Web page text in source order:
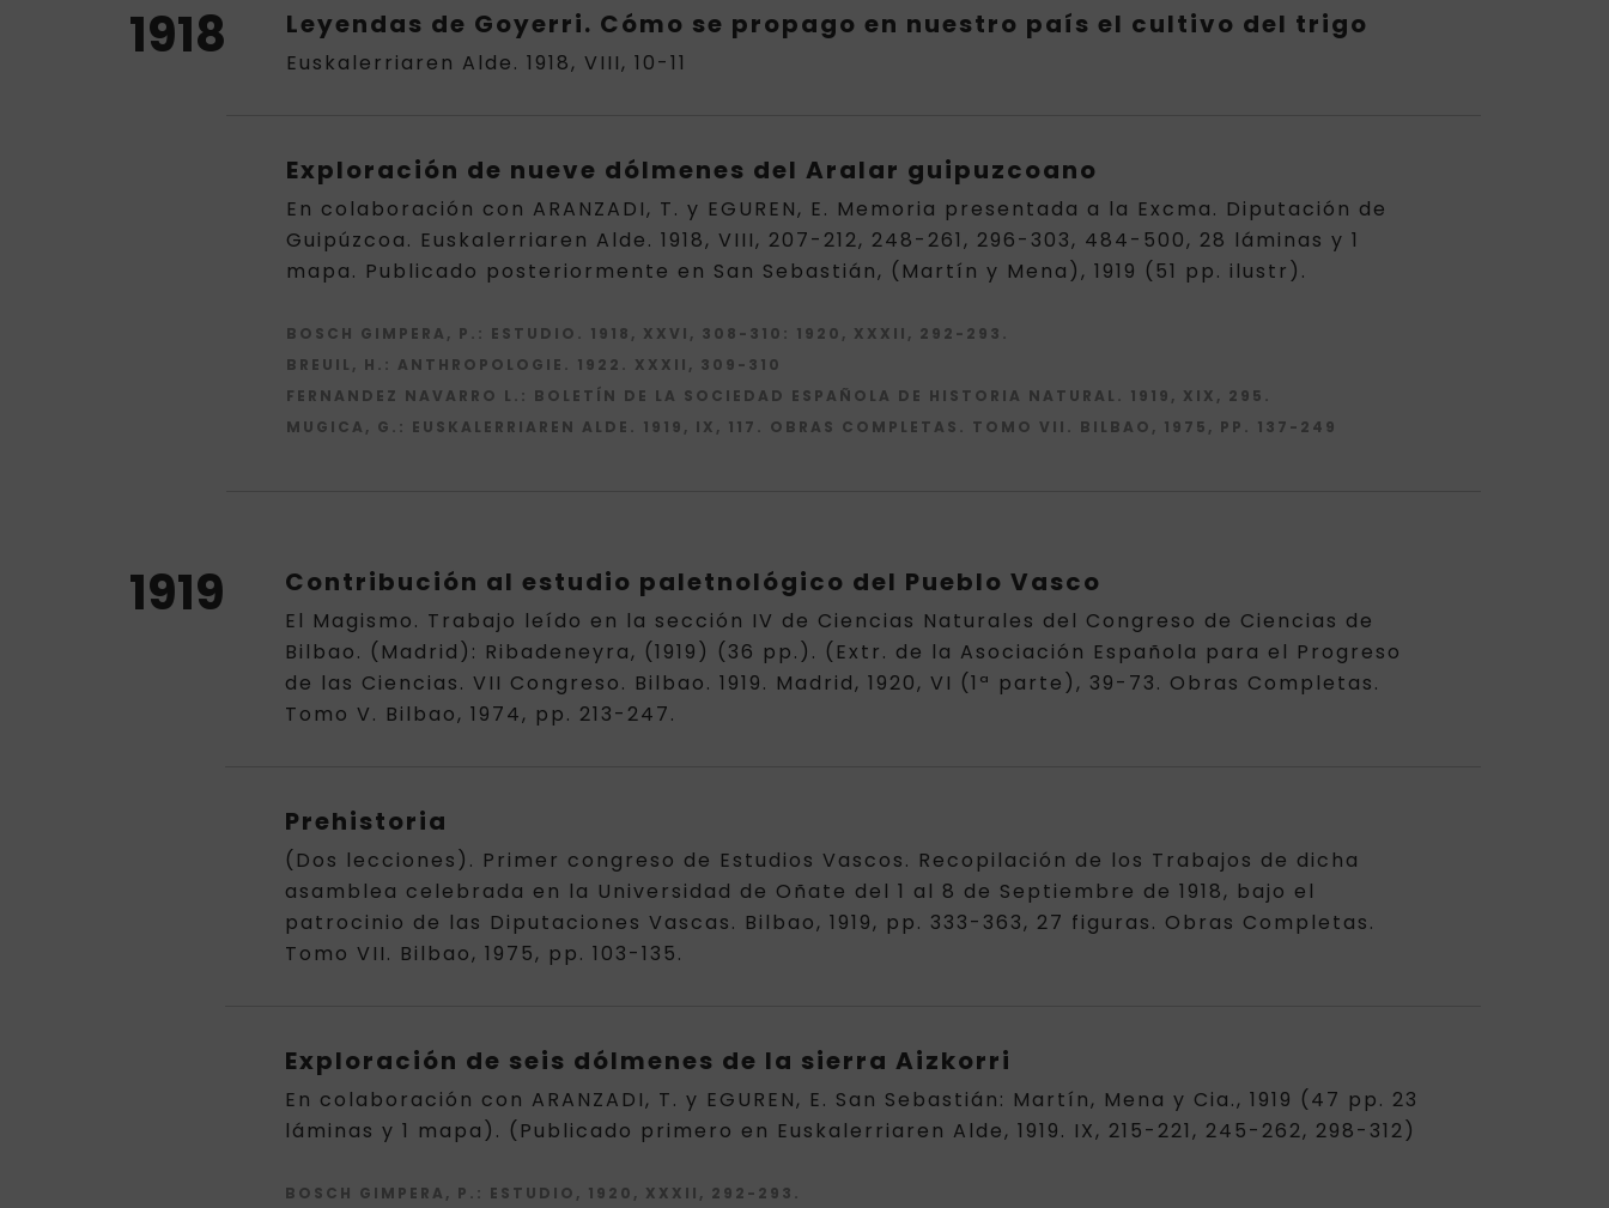
1918 Leyendas de Goyerri. Cómo se propago en nuestro país el cultivo del trigo
Euskalerriaren Alde. 1918, VIII, 10-11
Exploración de nueve dólmenes del Aralar guipuzcoano
En colaboración con ARANZADI, T. y EGUREN, E. Memoria presentada a la Excma. Diputación de
Guipúzcoa. Euskalerriaren Alde. 1918, VIII, 207-212, 248-261, 296-303, 484-500, 28 láminas y 1
mapa. Publicado posteriormente en San Sebastián, (Martín y Mena), 1919 (51 pp. ilustr).
BOSCH GIMPERA, P. : ESTUDIO. 1918, XXVI, 308-310: 1920, XXXII, 292-293.
BREUIL, H. : ANTHROPOLOGIE. 1922. XXXII, 309-310
FERNANDEZ NAVARRO L. : BOLETÍN DE LA SOCIEDAD ESPAÑOLA DE HISTORIA NATURAL. 1919, XIX, 295.
MUGICA, G. : EUSKALERRIAREN ALDE. 1919, IX, 117. OBRAS COMPLETAS. TOMO VII. BILBAO, 1975, PP. 137-249
1919 Contribución al estudio paletnológico del Pueblo Vasco
El Magismo. Trabajo leído en la sección IV de Ciencias Naturales del Congreso de Ciencias de
Bilbao. (Madrid): Ribadeneyra, (1919) (36 pp.). (Extr. de la Asociación Española para el Progreso
de las Ciencias. VII Congreso. Bilbao. 1919. Madrid, 1920, VI (1ª parte), 39-73. Obras Completas.
Tomo V. Bilbao, 1974, pp. 213-247.
Prehistoria
(Dos lecciones). Primer congreso de Estudios Vascos. Recopilación de los Trabajos de dicha
asamblea celebrada en la Universidad de Oñate del 1 al 8 de Septiembre de 1918, bajo el
patrocinio de las Diputaciones Vascas. Bilbao, 1919, pp. 333-363, 27 figuras. Obras Completas.
Tomo VII. Bilbao, 1975, pp. 103-135.
Exploración de seis dólmenes de la sierra Aizkorri
En colaboración con ARANZADI, T. y EGUREN, E. San Sebastián: Martín, Mena y Cia., 1919 (47 pp. 23
láminas y 1 mapa). (Publicado primero en Euskalerriaren Alde, 1919. IX, 215-221, 245-262, 298-312)
BOSCH GIMPERA, P. : ESTUDIO, 1920, XXXII, 292-293.